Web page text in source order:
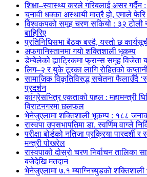
शिक्षा–स्वास्थ्य करले गरिबलाई असर गर्दैन :
चुनावी धक्का अस्थायी मात्रै हो, एमाले
विश्वकपको समूह चरण सकियो : ३२
बाहिरिए
प्रतिनिधिसभा बैठक बस्दै, यस्तो छ
अफगानिस्तानमा गयो शक्तिशाली भूकम्प
डेम्बेलेको ह्याट्रिकमा फ्रान्स समूह
लिग–२ र युके टूरका लागि रोहितको
सामाजिक विकृतिविरुद्ध सचेतना फैलाउँदै
प्रदर्शन
कांग्रेसभित्र एकताको पहल : महामन्त्री
विराटनगरमा छलफल
भेनेजुएलामा शक्तिशाली भूकम्प : १८८
रास्वपा उपसभापतिमा डा. स्वर्णिम वाग्ले
परीक्षा बोर्डको नतिजा प्रक्रिया पारदर्शी
मन्त्री पोखरेल
रास्वपाको दोस्रो चरण निर्वाचन तालिका
बजेदेखि मतदान
भेनेजुएलामा ७.१ म्याग्निच्युडको शक्तिशाली